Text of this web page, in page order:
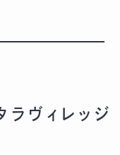
ヴィレッジ